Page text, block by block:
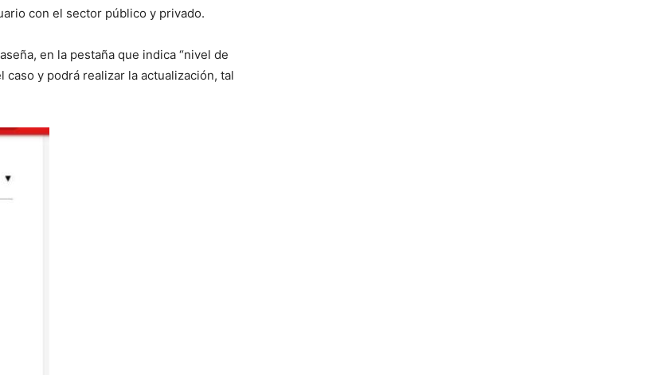
con el sector público y privado.
en la pestaña que indica “nivel de
y podrá realizar la actualización, tal